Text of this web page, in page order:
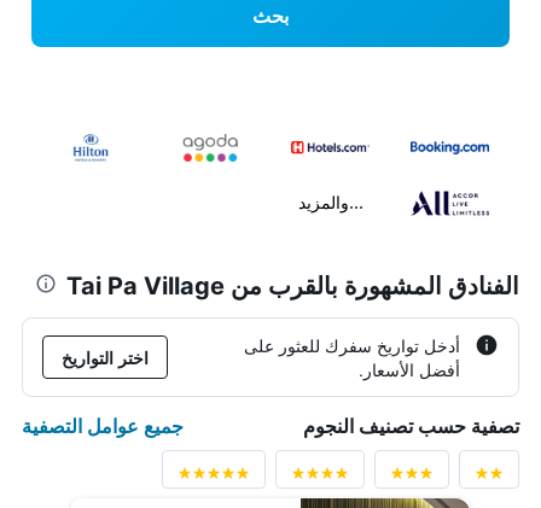
بحث
...والمزيد
الفنادق المشهورة بالقرب من Tai Pa Village
أدخل تواريخ سفرك للعثور على
أفضل الأسعار.
اختر التواريخ
تصفية حسب تصنيف النجوم جميع عوامل التصفية